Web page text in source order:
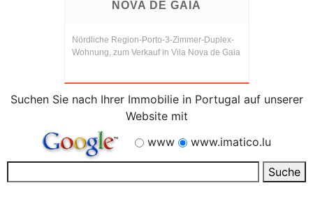
NOVA DE GAIA
Nördliche Region-Porto-3-Zimmer-Duplex-
Wohnung, zum Verkauf in Vila Nova de Gaia
Suchen Sie nach Ihrer Immobilie in Portugal auf unserer
Website mit
www
www.imatico.lu